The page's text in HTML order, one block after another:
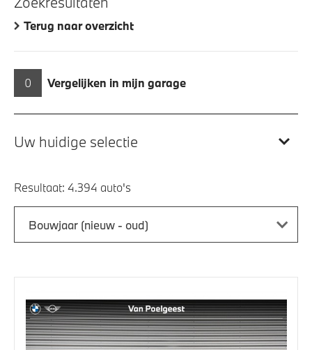
Terug naar overzicht
0 Vergelijken in mijn garage
Uw huidige selectie
Resultaat:
Bouwjaar (nieuw - oud)